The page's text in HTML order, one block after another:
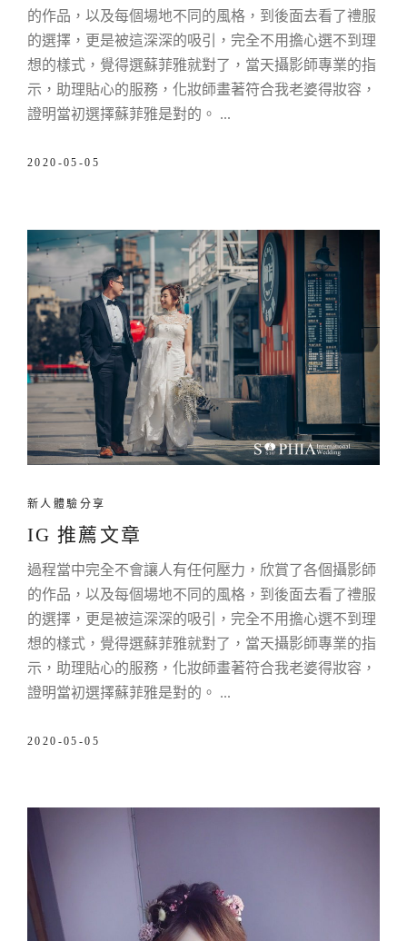
的作品，以及每個場地不同的風格，到後面去看了禮服
的選擇，更是被這深深的吸引，完全不用擔心選不到理
想的樣式，覺得選蘇菲雅就對了，當天攝影師專業的指
示，助理貼心的服務，化妝師畫著符合我老婆得妝容，
證明當初選擇蘇菲雅是對的。
2020-05-05
新人體驗分享
IG 推薦文章
過程當中完全不會讓人有任何壓力，欣賞了各個攝影師
的作品，以及每個場地不同的風格，到後面去看了禮服
的選擇，更是被這深深的吸引，完全不用擔心選不到理
想的樣式，覺得選蘇菲雅就對了，當天攝影師專業的指
示，助理貼心的服務，化妝師畫著符合我老婆得妝容，
證明當初選擇蘇菲雅是對的。
2020-05-05